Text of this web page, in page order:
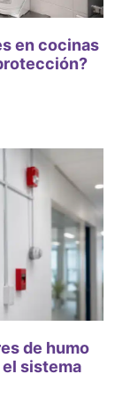
en cocinas
de humo
sistema